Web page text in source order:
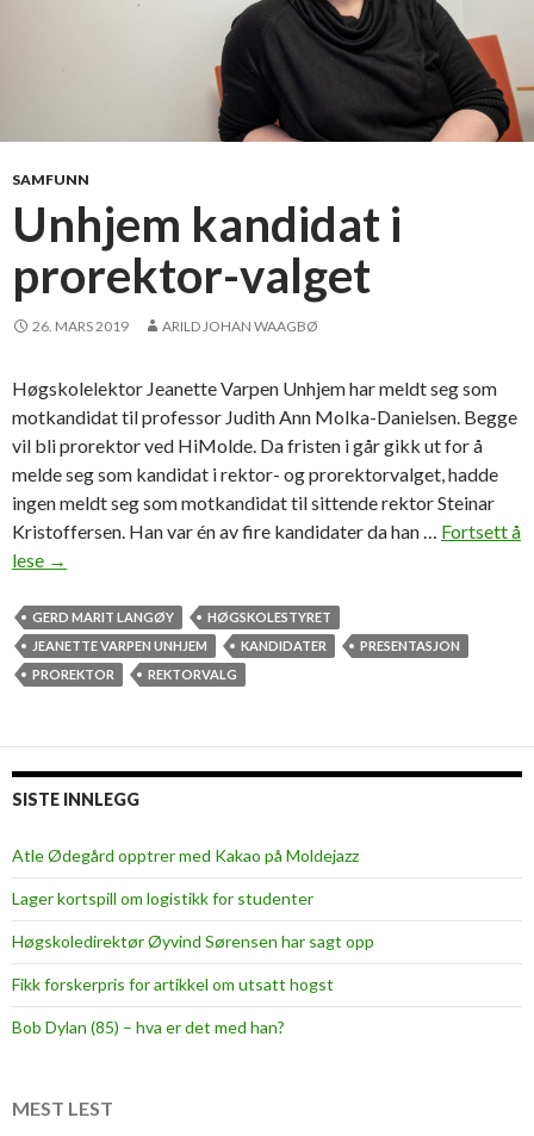
SAMFUNN
Unhjem kandidat i
prorektor-valget
26. MARS 2019 ARILD JOHAN WAAGBØ
Høgskolelektor Jeanette Varpen Unhjem har meldt seg som
motkandidat til professor Judith Ann Molka-Danielsen. Begge
vil bli prorektor ved HiMolde. Da fristen i går gikk ut for å
melde seg som kandidat i rektor- og prorektorvalget, hadde
ingen meldt seg som motkandidat til sittende rektor Steinar
Kristoffersen. Han var én av fire kandidater da han … Fortsett å
lese U
h
j
e
n
i
d
a
t
i
p
r
e
→
GERD MARIT LANGØY
HØGSKOLESTYRET
JEANETTE VARPEN UNHJEM
KANDIDATER
PRESENTASJON
PROREKTOR
REKTORVALG
SISTE INNLEGG
Atle Ødegård opptrer med Kakao på Moldejazz
Lager kortspill om logistikk for studenter
Høgskoledirektør Øyvind Sørensen har sagt opp
Fikk forskerpris for artikkel om utsatt hogst
Bob Dylan (85) – hva er det med han?
MEST LEST